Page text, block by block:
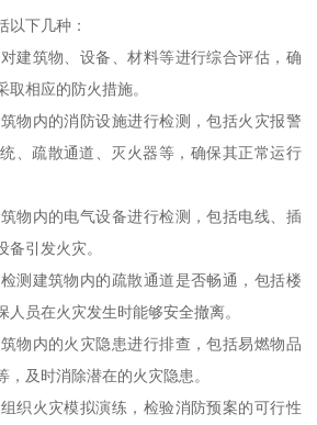
以下几种：
建筑物、设备、材料等进行综合评估，确
相应的防火措施。
物内的消防设施进行检测，包括火灾报警
、疏散通道、灭火器等，确保其正常运行
物内的电气设备进行检测，包括电线、插
备引发火灾。
测建筑物内的疏散通道是否畅通，包括楼
员在火灾发生时能够安全撤离。
物内的火灾隐患进行排查，包括易燃物品
及时消除潜在的火灾隐患。
织火灾模拟演练，检验消防预案的可行性